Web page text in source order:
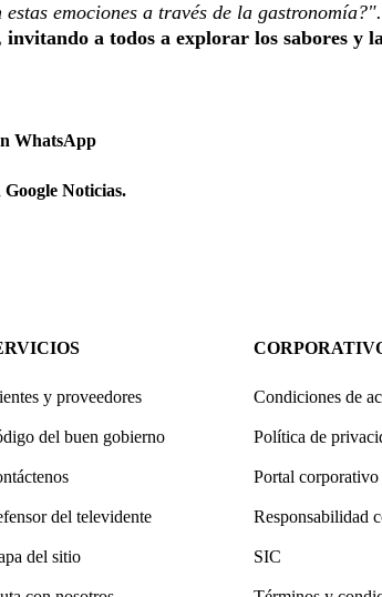
emociones a través de la gastronomía?".
a todos a explorar los sabores y
WhatsApp
Noticias.
y proveedores
del buen gobierno
del televidente
del sitio
Condiciones de
Política de
Portal corporativo
Responsabilidad
SIC